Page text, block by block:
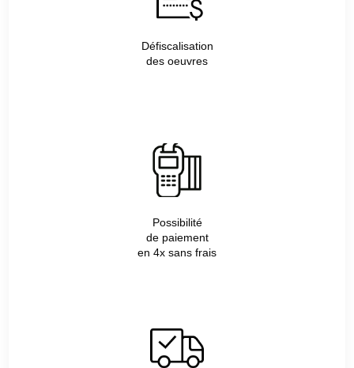
Défiscalisation
des oeuvres
Possibilité
de paiement
en 4x sans frais